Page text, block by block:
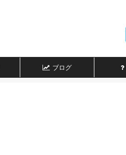
ブログ